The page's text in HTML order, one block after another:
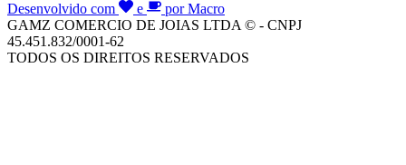
Desenvolvido com e
por Macro
GAMZ COMERCIO DE JOIAS LTDA © - CNPJ
45.451.832/0001-62
TODOS OS DIREITOS RESERVADOS